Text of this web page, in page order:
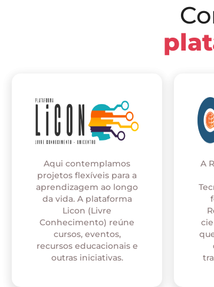
Aqui contemplamos
projetos flexíveis para a
aprendizagem ao longo
da vida. A plataforma
Licon (Livre
Conhecimento) reúne
cursos, eventos,
recursos educacionais e
outras iniciativas.
A